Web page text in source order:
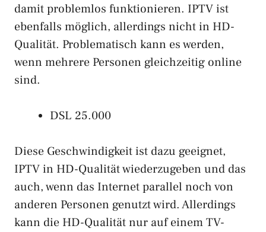
damit problemlos funktionieren. IPTV ist
ebenfalls möglich, allerdings nicht in HD-
Qualität. Problematisch kann es werden,
wenn mehrere Personen gleichzeitig online
sind.
DSL 25.000
Diese Geschwindigkeit ist dazu geeignet,
IPTV in HD-Qualität wiederzugeben und das
auch, wenn das Internet parallel noch von
anderen Personen genutzt wird. Allerdings
kann die HD-Qualität nur auf einem TV-